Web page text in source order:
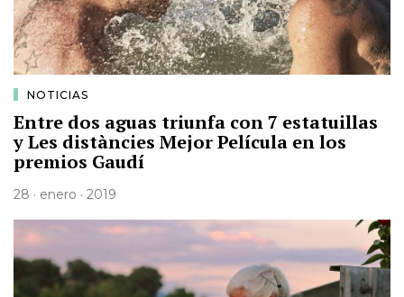
NOTICIAS
Entre dos aguas triunfa con 7 estatuillas
y Les distàncies Mejor Película en los
premios Gaudí
28 · enero · 2019